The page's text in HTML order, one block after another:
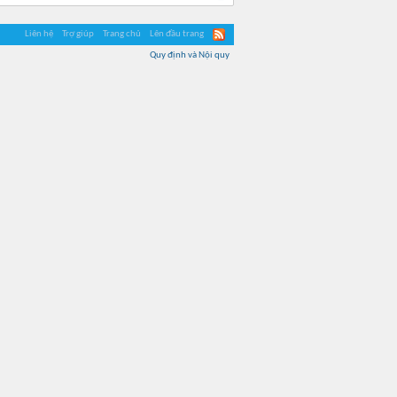
Liên hệ Trợ giúp Trang chủ Lên đầu trang
Quy định và Nội quy